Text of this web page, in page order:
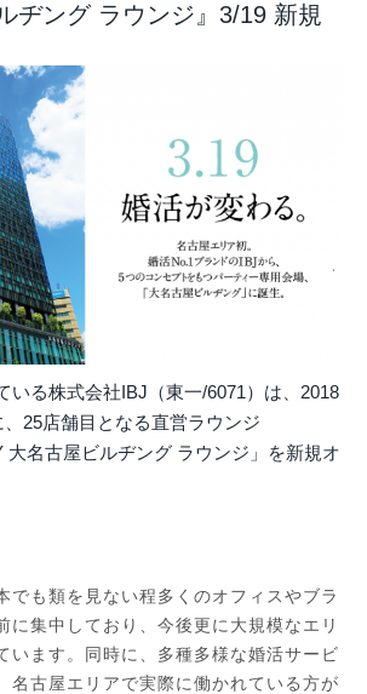
ヂング ラウンジ』3/19 新規
いる株式会社IBJ（東一/6071）は、2018
25店舗目となる直営ラウンジ
大名古屋ビルヂング ラウンジ」を新規オ
でも類を見ない程多くのオフィスやブラ
に集中しており、今後更に大規模なエリ
います。同時に、多種多様な婚活サービ
名古屋エリアで実際に働かれている方が